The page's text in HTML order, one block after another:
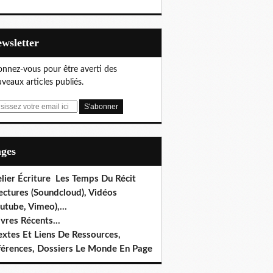
vous pour être averti des
articles publiés.
Écriture Les Temps Du Récit
(Soundcloud), Vidéos
Vimeo),...
Récents...
Et Liens De Ressources,
Dossiers Le Monde En Page